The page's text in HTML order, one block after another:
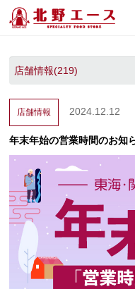
店舗情報 2024.12.12
年末年始の営業時間のお知